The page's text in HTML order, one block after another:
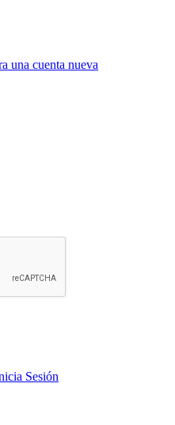
una cuenta nueva
Sesión